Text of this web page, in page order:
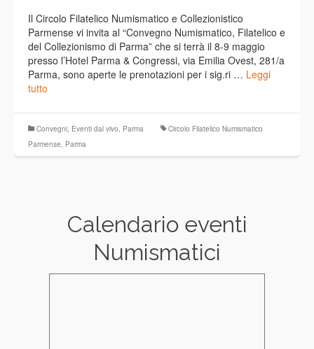
Il Circolo Filatelico Numismatico e Collezionistico
Parmense vi invita al “Convegno Numismatico, Filatelico e
del Collezionismo di Parma” che si terrà il 8-9 maggio
presso l’Hotel Parma & Congressi, via Emilia Ovest, 281/a
Parma, sono aperte le prenotazioni per i sig.ri … Leggi
tutto
Convegni, Eventi dal vivo, Parma
Circolo Filatelico Numismatico
Parmense, Parma
Calendario eventi
Numismatici